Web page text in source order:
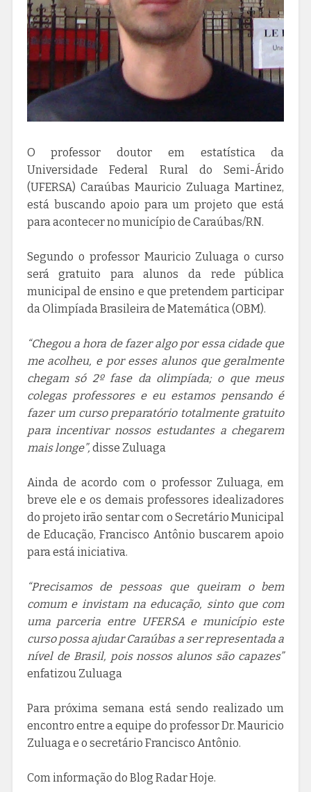
O professor doutor em estatística da
Universidade Federal Rural do Semi-Árido
(UFERSA) Caraúbas Mauricio Zuluaga Martinez,
está buscando apoio para um projeto que está
para acontecer no município de Caraúbas/RN.
Segundo o professor Mauricio Zuluaga o curso
será gratuito para alunos da rede pública
municipal de ensino e que pretendem participar
da Olimpíada Brasileira de Matemática (OBM).
“Chegou a hora de fazer algo por essa cidade que
me acolheu, e por esses alunos que geralmente
chegam só 2º fase da olimpíada; o que meus
colegas professores e eu estamos pensando é
fazer um curso preparatório totalmente gratuito
para incentivar nossos estudantes a chegarem
mais longe”, disse Zuluaga
Ainda de acordo com o professor Zuluaga, em
breve ele e os demais professores idealizadores
do projeto irão sentar com o Secretário Municipal
de Educação, Francisco Antônio buscarem apoio
para está iniciativa.
“Precisamos de pessoas que queiram o bem
comum e invistam na educação, sinto que com
uma parceria entre UFERSA e município este
curso possa ajudar Caraúbas a ser representada a
nível de Brasil, pois nossos alunos são capazes”
enfatizou Zuluaga
Para próxima semana está sendo realizado um
encontro entre a equipe do professor Dr. Mauricio
Zuluaga e o secretário Francisco Antônio.
Com informação do Blog Radar Hoje.